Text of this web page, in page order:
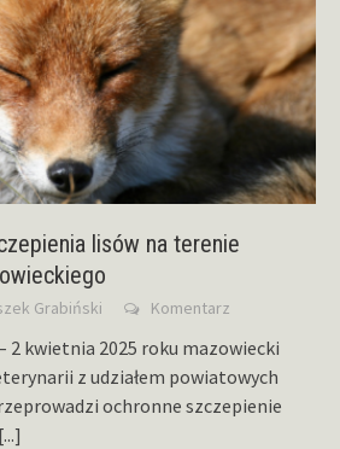
lisów na terenie
Grabiński Komentarz
2 kwietnia 2025 roku mazowiecki
z udziałem powiatowych
ochronne szczepienie
[...]